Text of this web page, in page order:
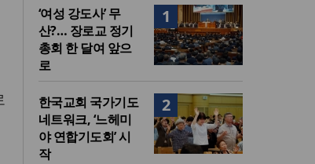
1
‘여성 강도사’ 무
산?… 장로교 정기
총회 한 달여 앞으
로
2
한국교회 국가기도
네트워크, ‘느헤미
야 연합기도회’ 시
작